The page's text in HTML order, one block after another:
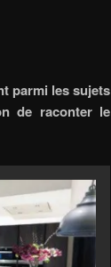
parmi les sujets
de raconter le